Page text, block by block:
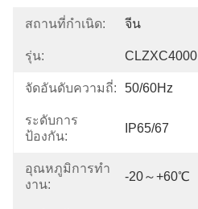
สถานที่กำเนิด: จีน
รุ่น: CLZXC4000
จัดอันดับความถี่: 50/60Hz
ระดับการ
ป้องกัน:
IP65/67
อุณหภูมิการทํา
งาน:
-20～+60℃